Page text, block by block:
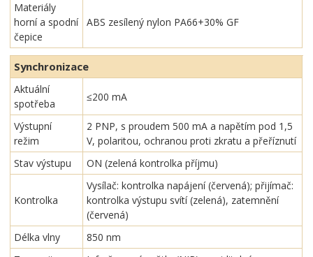
Materiály
horní a spodní
čepice
ABS zesílený nylon PA66+30% GF
Synchronizace
Aktuální
spotřeba
≤200 mA
Výstupní
režim
2 PNP, s proudem 500 mA a napětím pod 1,5
V, polaritou, ochranou proti zkratu a přeříznutí
Stav výstupu
ON (zelená kontrolka příjmu)
Kontrolka
Vysílač: kontrolka napájení (červená); přijímač:
kontrolka výstupu svítí (zelená), zatemnění
(červená)
Délka vlny
850 nm